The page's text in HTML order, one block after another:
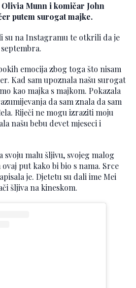
Munn i komičar John
putem surogat majke.
su na Instagramu te otkrili da je
emocija zbog toga što nisam
Kad sam upoznala našu surogat
kao majka s majkom. Pokazala
da sam znala da sam
Riječi ne mogu izraziti moju
našu bebu devet mjeseci i
svoju malu šljivu, svojeg malog
put kako bi bio s nama. Srce
je. Djetetu su dali ime Mei
šljiva na kineskom.